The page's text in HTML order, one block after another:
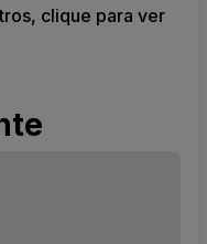
clique para ver